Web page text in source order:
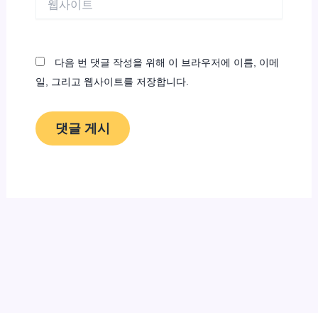
다음 번 댓글 작성을 위해 이 브라우저에 이름, 이메
일, 그리고 웹사이트를 저장합니다.